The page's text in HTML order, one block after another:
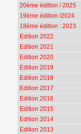
20ème édition / 2025
19ème édition /2024
18ème édition : 2023
Edition 2022
Edition 2021
Edition 2020
Edition 2019
Edition 2018
Edition 2017
Edition 2016
Edition 2015
Edition 2014
Edition 2013